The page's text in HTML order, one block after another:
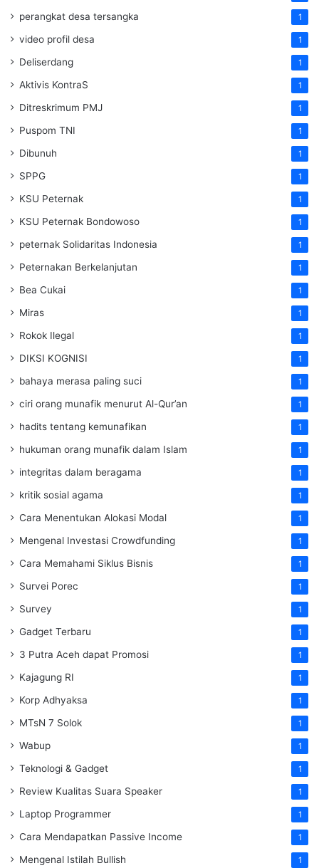
perangkat desa tersangka 1
video profil desa 1
Deliserdang 1
Aktivis KontraS 1
Ditreskrimum PMJ 1
Puspom TNI 1
Dibunuh 1
SPPG 1
KSU Peternak 1
KSU Peternak Bondowoso 1
peternak Solidaritas Indonesia 1
Peternakan Berkelanjutan 1
Bea Cukai 1
Miras 1
Rokok Ilegal 1
DIKSI KOGNISI 1
bahaya merasa paling suci 1
ciri orang munafik menurut Al-Qur’an 1
hadits tentang kemunafikan 1
hukuman orang munafik dalam Islam 1
integritas dalam beragama 1
kritik sosial agama 1
Cara Menentukan Alokasi Modal 1
Mengenal Investasi Crowdfunding 1
Cara Memahami Siklus Bisnis 1
Survei Porec 1
Survey 1
Gadget Terbaru 1
3 Putra Aceh dapat Promosi 1
Kajagung RI 1
Korp Adhyaksa 1
MTsN 7 Solok 1
Wabup 1
Teknologi & Gadget 1
Review Kualitas Suara Speaker 1
Laptop Programmer 1
Cara Mendapatkan Passive Income 1
Mengenal Istilah Bullish 1